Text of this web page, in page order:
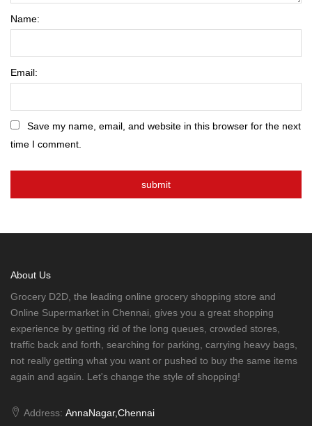
Name:
Email:
Save my name, email, and website in this browser for the next
time I comment.
About Us
Grocery D2D, the leading online grocery shopping store and
Online Supermarket in Chennai, gives you a great shopping
experience by getting rid of the long queues, crowded stores,
traffic back and forth, searching for parking, carrying heavy bags,
not really getting what you want or pushed to buy the same items
again and again. Let's change the style of shopping!
Address: AnnaNagar,Chennai